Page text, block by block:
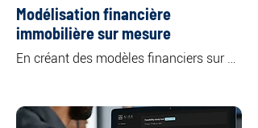
Modélisation financière
immobilière sur mesure
En créant des modèles financiers sur
une compréhension claire des
rendements et des risques potentiels